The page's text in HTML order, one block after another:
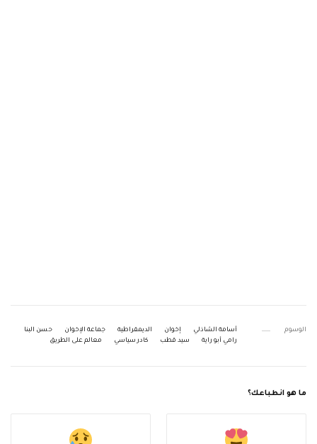
الوسوم أسامة الشاذلي إخوان الديمقراطية جماعة الإخوان
حسن البنا
رامي أبو راية
سيد قطب كادر سياسي معالم على الطريق
ما هو انطباعك؟